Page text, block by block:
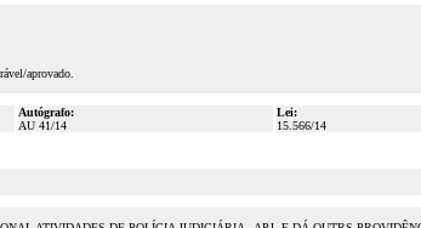
aprovado.
Autógrafo:
AU 41/14
Lei:
15.566/14